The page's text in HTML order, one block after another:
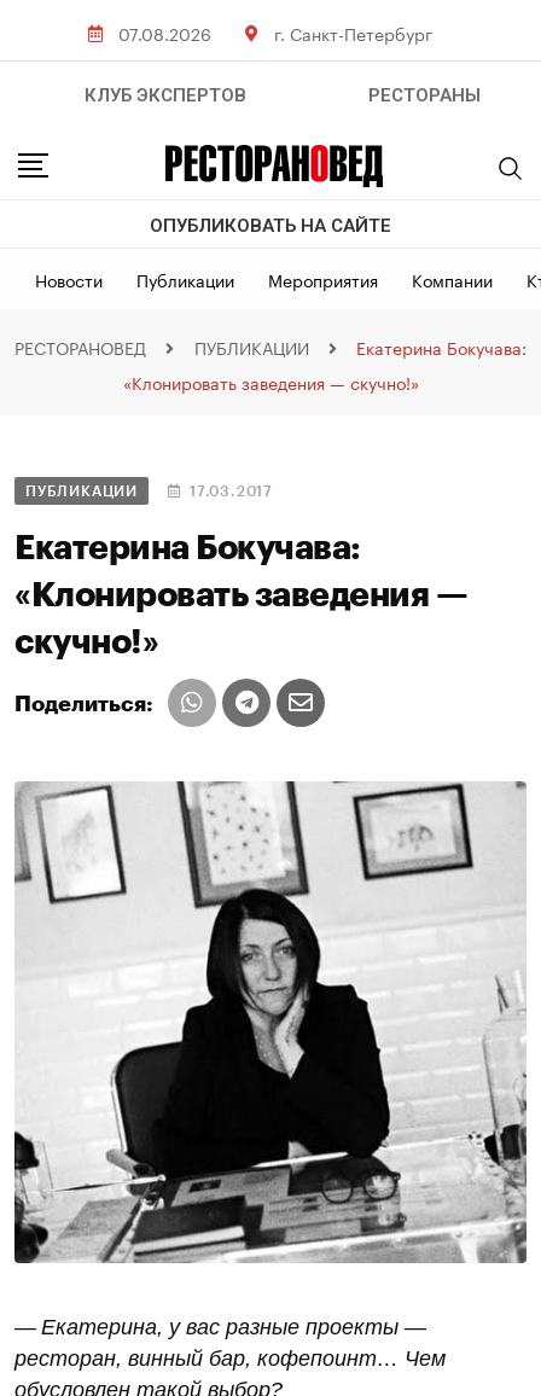
07.08.2026 г. Санкт-Петербург
КЛУБ ЭКСПЕРТОВ РЕСТОРАНЫ
ОПУБЛИКОВАТЬ НА САЙТЕ
Новости Публикации Мероприятия Компании
РЕСТОРАНОВЕД ПУБЛИКАЦИИ
Екатерина Бокучава:
«Клонировать заведения — скучно!»
ПУБЛИКАЦИИ 17.03.2017
Екатерина Бокучава:
«Клонировать заведения —
скучно!»
Поделиться:
— Екатерина, у вас разные проекты —
ресторан, винный бар, кофепоинт… Чем
обусловлен такой выбор?